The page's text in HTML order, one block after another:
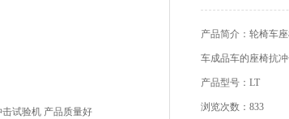
产品简介：轮椅车
车成品车的座椅抗冲
产品型号：LT
浏览次数：833